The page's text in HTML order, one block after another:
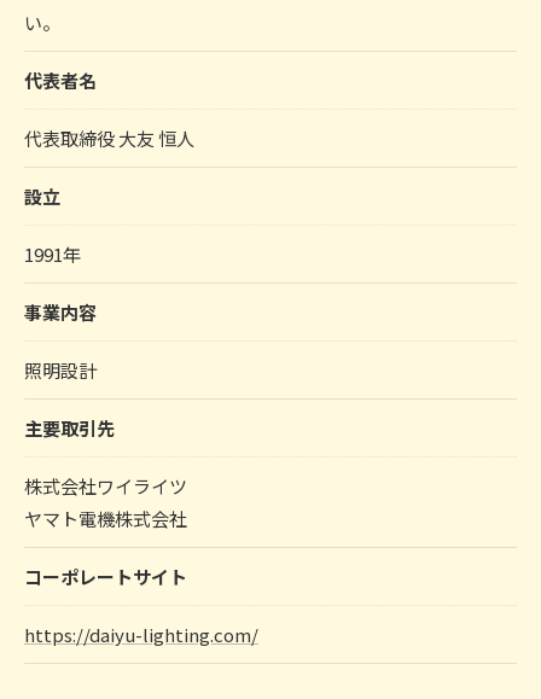
い。
代表者名
代表取締役 大友 恒人
設立
1991年
事業内容
照明設計
主要取引先
株式会社ワイライツ
ヤマト電機株式会社
コーポレートサイト
https://daiyu-lighting.com/